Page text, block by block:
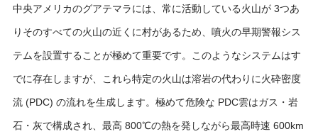
中央アメリカのグアテマラには、常に活動している火山が 3つあ
りそのすべての火山の近くに村があるため、噴火の早期警報シス
テムを設置することが極めて重要です。このようなシステムはす
でに存在しますが、これら特定の火山は溶岩の代わりに火砕密度
流 (PDC) の流れを生成します。極めて危険な PDC雲はガス・岩
石・灰で構成され、最高 800℃の熱を発しながら最高時速 600km